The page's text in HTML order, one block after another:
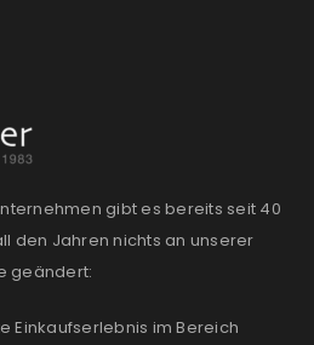
gibt es bereits seit 40
den Jahren nichts an unserer
geändert:
Einkaufserlebnis im Bereich